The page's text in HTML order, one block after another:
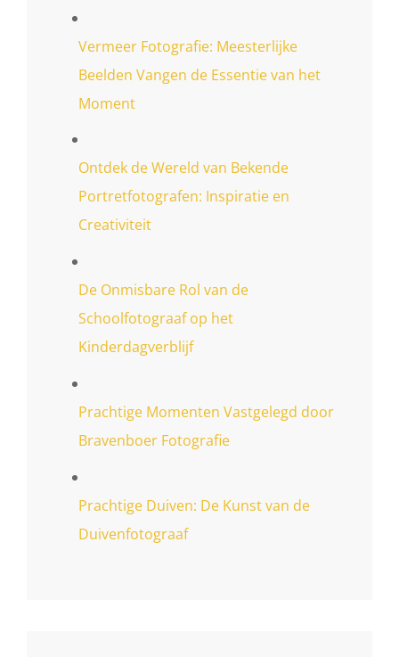
Vermeer Fotografie: Meesterlijke
Beelden Vangen de Essentie van het
Moment
Ontdek de Wereld van Bekende
Portretfotografen: Inspiratie en
Creativiteit
De Onmisbare Rol van de
Schoolfotograaf op het
Kinderdagverblijf
Prachtige Momenten Vastgelegd door
Bravenboer Fotografie
Prachtige Duiven: De Kunst van de
Duivenfotograaf